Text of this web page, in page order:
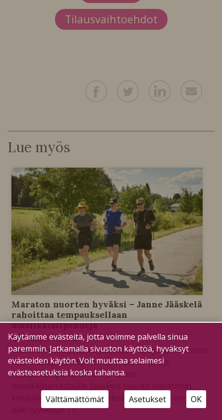
Tilausvaihtoehdot
Lue myös
Maraton nuorten hyväksi – Janne Jääskelä
rahoittaa tempauksellaan
musiikkistipendejä
Tilaajille 20.7.2026
Musiikinopettaja Janne Jääskelän tempaus ”Maraton
musiikkistipendeiksi” kerää stipendirahoja
Pyhäjärven peruskoulun ja lukion
kihuviikolla, mutta hyväntekeväisyyskeräys on vielä
auki syyskuun 11.
Käytämme evästeitä, jotta voimme palvella sinua
paremmin. Jatkamalla sivuston käyttöä, hyväksyt
evästeiden käytön. Voit muuttaa selaimesi
evästeasetuksia koska tahansa.
Välttämättömät Asetukset OK